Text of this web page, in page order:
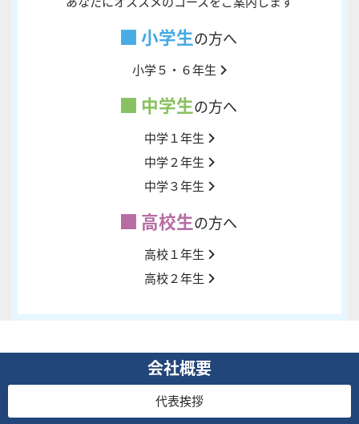
小学生の方へ
小学５・６年生
中学生の方へ
中学１年生
中学２年生
中学３年生
高校生の方へ
高校１年生
高校２年生
会社概要
代表挨拶